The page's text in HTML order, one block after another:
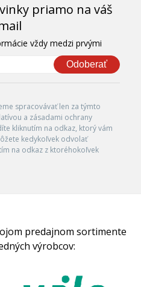
priamo na váš
vždy medzi prvými
Odoberať
spracovávať len za týmto
a zásadami ochrany
kliknutím na odkaz, ktorý vám
kedykoľvek odvolať
na odkaz z ktoréhokoľvek
predajnom sortimente
výrobcov: